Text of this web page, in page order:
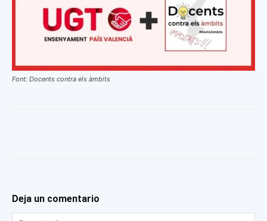
Font: Docents contra els àmbits
Deja un comentario